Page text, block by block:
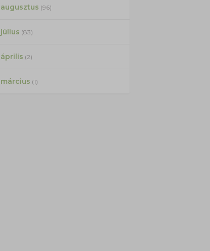
augusztus (96)
július (83)
április (2)
március (1)